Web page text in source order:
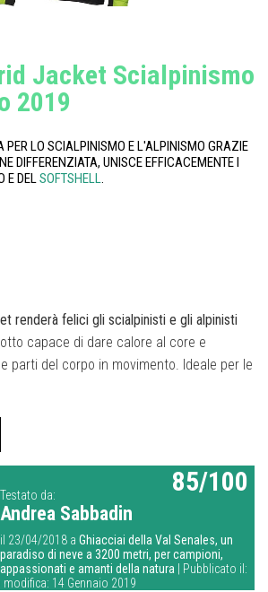
Jacket Scialpinismo
2019
PER LO SCIALPINISMO E L'ALPINISMO GRAZIE
DIFFERENZIATA, UNISCE EFFICACEMENTE I
E DELSOFTSHELL.
renderà felici gli scialpinisti e gli alpinisti
capace di dare calore al core e
parti del corpo in movimento. Ideale per le
Testato da:
Andrea Sabbadin
il 23/04/2018 a Ghiacciai della Val Senales, un
paradiso di neve a 3200 metri, per campioni,
appassionati e amanti della natura | Pubblicato il:
14 Gennaio 2019
85/100